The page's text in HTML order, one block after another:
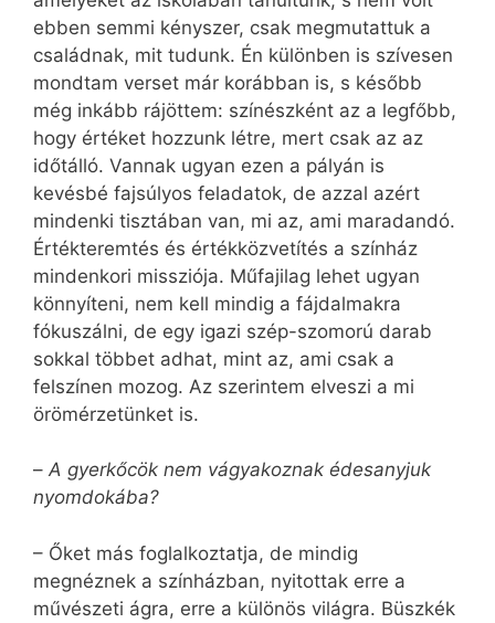
ebben semmi kényszer, csak megmutattuk a
családnak, mit tudunk. Én különben is szívesen
mondtam verset már korábban is, s később
még inkább rájöttem: színészként az a legfőbb,
hogy értéket hozzunk létre, mert csak az az
időtálló. Vannak ugyan ezen a pályán is
kevésbé fajsúlyos feladatok, de azzal azért
mindenki tisztában van, mi az, ami maradandó.
Értékteremtés és értékközvetítés a színház
mindenkori missziója. Műfajilag lehet ugyan
könnyíteni, nem kell mindig a fájdalmakra
fókuszálni, de egy igazi szép-szomorú darab
sokkal többet adhat, mint az, ami csak a
felszínen mozog. Az szerintem elveszi a mi
örömérzetünket is.
– A gyerkőcök nem vágyakoznak édesanyjuk
nyomdokába?
– Őket más foglalkoztatja, de mindig
megnéznek a színházban, nyitottak erre a
művészeti ágra, erre a különös világra. Büszkék